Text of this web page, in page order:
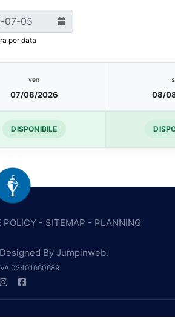
per data
ven
07/08/2026 08/
DISPONIBILE
POLICY- SITEMAP - PLANNING
By Jumpinweb.
02401660689